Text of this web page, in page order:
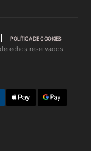
POLÍTICA DE COOKIES
reservados